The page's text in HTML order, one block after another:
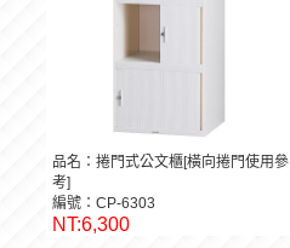
品名：捲門式公文櫃[橫向捲門使用參
考]
編號：CP-6303
NT:6,300